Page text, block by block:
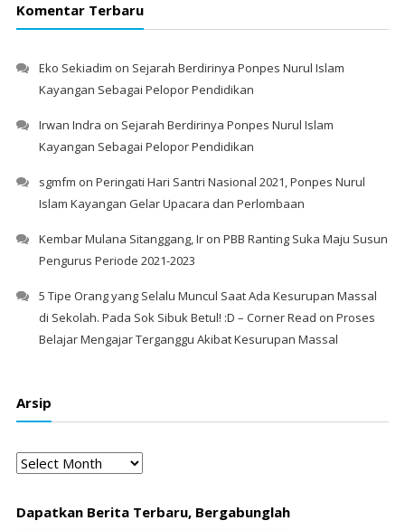
Komentar Terbaru
Eko Sekiadim on Sejarah Berdirinya Ponpes Nurul Islam
Kayangan Sebagai Pelopor Pendidikan
Irwan Indra on Sejarah Berdirinya Ponpes Nurul Islam
Kayangan Sebagai Pelopor Pendidikan
sgmfm on Peringati Hari Santri Nasional 2021, Ponpes Nurul
Islam Kayangan Gelar Upacara dan Perlombaan
Kembar Mulana Sitanggang, Iron PBB Ranting Suka Maju Susun
Pengurus Periode 2021-2023
5 Tipe Orang yang Selalu Muncul Saat Ada Kesurupan Massal
di Sekolah. Pada Sok Sibuk Betul! :D – Corner Read on Proses
Belajar Mengajar Terganggu Akibat Kesurupan Massal
Arsip
Arsip
Dapatkan Berita Terbaru, Bergabunglah